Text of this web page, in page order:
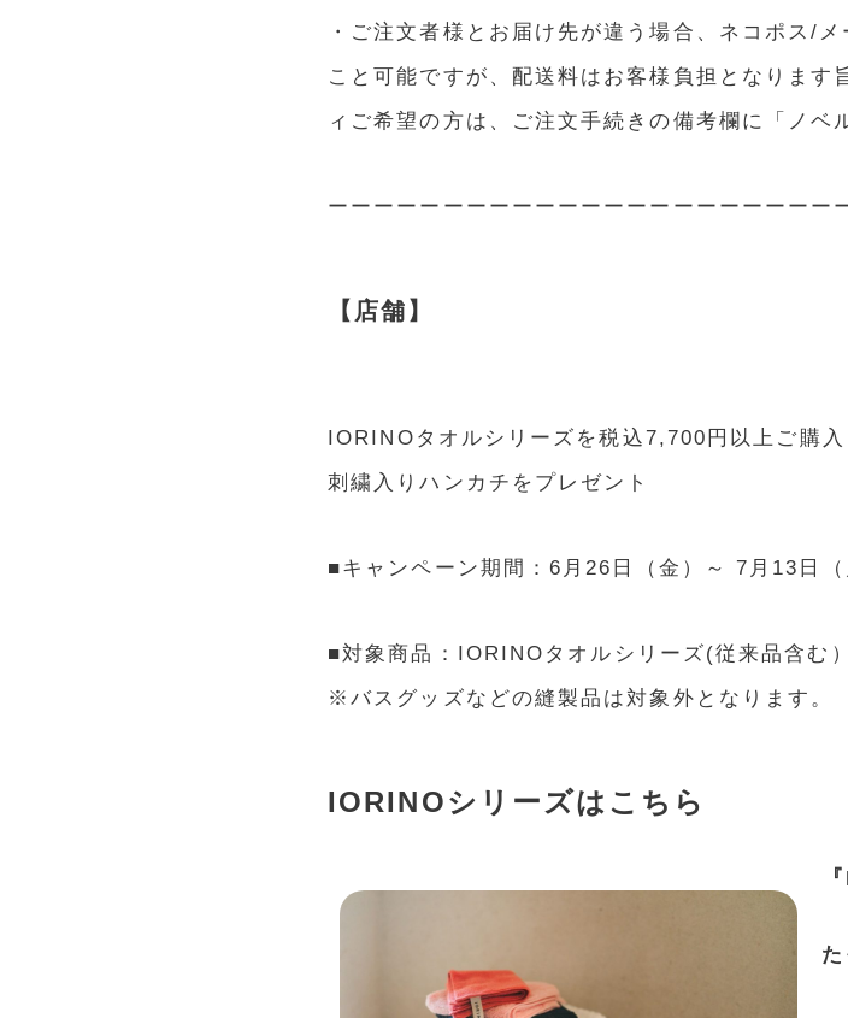
・ご注文者様とお届け先が違う場合、ネコポス/
こと可能ですが、配送料はお客様負担となりま
ィご希望の方は、ご注文手続きの備考欄に「ノベ
ーーーーーーーーーーーーーーーーーーーーーー
【店舗】
IORINOタオルシリーズを税込7,700円以上ご購
刺繍入りハンカチをプレゼント
■キャンペーン期間：6月26日（金）～ 7月13日（
■対象商品：IORINOタオルシリーズ(従来品含む）
※バスグッズなどの縫製品は対象外となります。
IORINOシリーズはこちら